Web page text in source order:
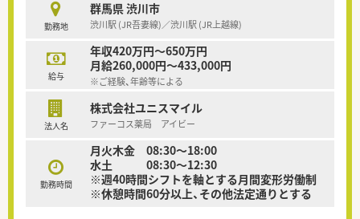
勤務地
群馬県 渋川市
渋川駅 (JR吾妻線)／渋川駅 (JR上越線)
給与
年収420万円～650万円
月給260,000円～433,000円
※ご経験、年齢等による
法人名
株式会社ユニスマイル
ファーコス薬局 アイビー
勤務時間
月火木金 08:30～18:00
水土 08:30～12:30
※週40時間シフトを軸とする月間変形労働制
※休憩時間60分以上、その他法定通りとする